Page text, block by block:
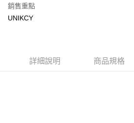
銷售重點
UNIKCY
詳細說明 商品規格